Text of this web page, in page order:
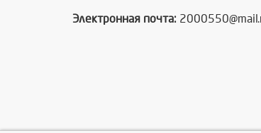
Электронная почта: